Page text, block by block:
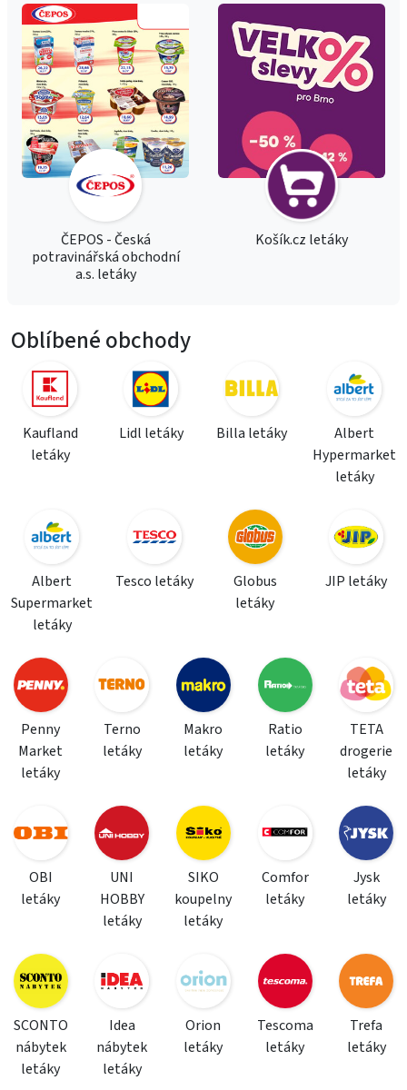
ČEPOS - Česká
potravinářská obchodní
a.s. letáky
Košík.cz letáky
Oblíbené obchody
Kaufland
letáky
Lidl letáky Billa letáky
Albert
Hypermarket
letáky
Albert
Supermarket
letáky
Tesco letáky
Globus
letáky
JIP letáky
Penny
Market
letáky
Terno
letáky
Makro
letáky
Ratio
letáky
TETA
drogerie
letáky
OBI
letáky
UNI
HOBBY
letáky
SIKO
koupelny
letáky
Comfor
letáky
Jysk
letáky
SCONTO
nábytek
letáky
Idea
nábytek
letáky
Orion
letáky
Tescoma
letáky
Trefa
letáky